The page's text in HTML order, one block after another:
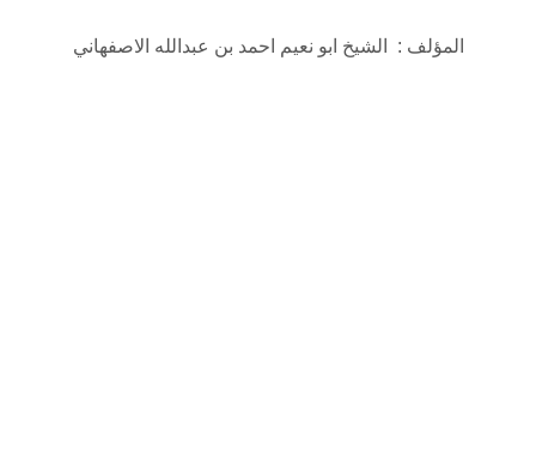
المؤلف : الشيخ ابو نعيم احمد بن عبدالله الاصفهاني